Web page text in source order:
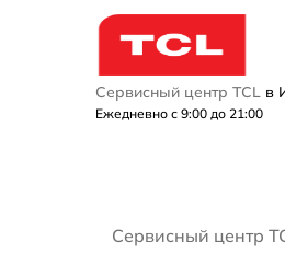
Сервисный центр TCL в
Ежедневно с 9:00 до 21:00
Сервисный центр